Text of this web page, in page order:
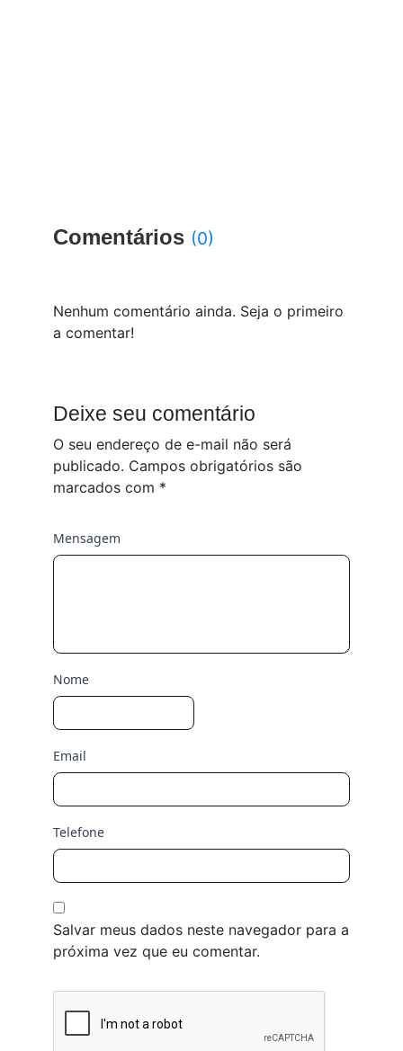
Comentários (0)
Nenhum comentário ainda. Seja o primeiro
a comentar!
Deixe seu comentário
O seu endereço de e-mail não será
publicado. Campos obrigatórios são
marcados com *
Mensagem
Nome
Email
Telefone
Salvar meus dados neste navegador para a
próxima vez que eu comentar.